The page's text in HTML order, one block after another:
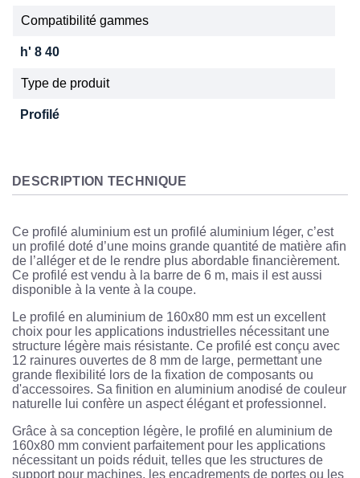
Compatibilité gammes
h' 8 40
Type de produit
Profilé
DESCRIPTION TECHNIQUE
Ce profilé aluminium est un profilé aluminium léger, c’est
un profilé doté d’une moins grande quantité de matière afin
de l’alléger et de le rendre plus abordable financièrement.
Ce profilé est vendu à la barre de 6 m, mais il est aussi
disponible à la vente à la coupe.
Le profilé en aluminium de 160x80 mm est un excellent
choix pour les applications industrielles nécessitant une
structure légère mais résistante. Ce profilé est conçu avec
12 rainures ouvertes de 8 mm de large, permettant une
grande flexibilité lors de la fixation de composants ou
d'accessoires. Sa finition en aluminium anodisé de couleur
naturelle lui confère un aspect élégant et professionnel.
Grâce à sa conception légère, le profilé en aluminium de
160x80 mm convient parfaitement pour les applications
nécessitant un poids réduit, telles que les structures de
support pour machines, les encadrements de portes ou les